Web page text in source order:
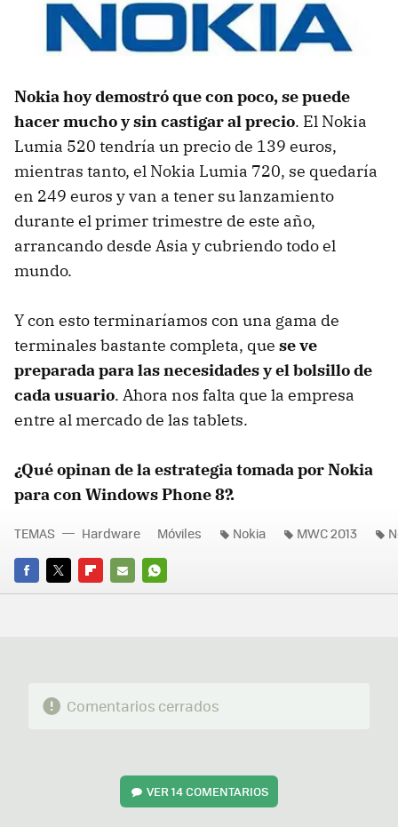
Nokia hoy demostró que con poco, se puede
hacer mucho y sin castigar al precio. El Nokia
Lumia 520 tendría un precio de 139 euros,
mientras tanto, el Nokia Lumia 720, se quedaría
en 249 euros y van a tener su lanzamiento
durante el primer trimestre de este año,
arrancando desde Asia y cubriendo todo el
mundo.
Y con esto terminaríamos con una gama de
terminales bastante completa, que se ve
preparada para las necesidades y el bolsillo de
cada usuario. Ahora nos falta que la empresa
entre al mercado de las tablets.
¿Qué opinan de la estrategia tomada por Nokia
para con Windows Phone 8?.
FACEBOOK
TWITTERFLIPBOARD
E-
WHATSAPP
TEMAS Hardware Móviles Nokia MWC 2013
Comentarios cerrados
VER14 COMENTARIOS